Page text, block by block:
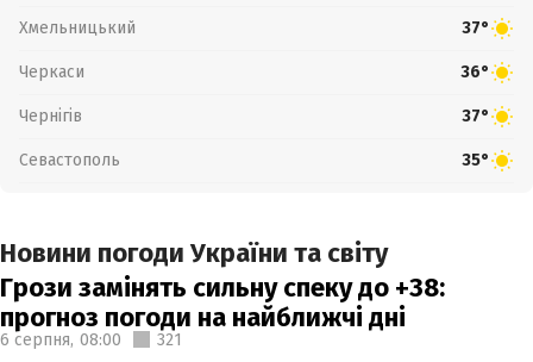
Хмельницький 37°
Черкаси 36°
Чернігів 37°
Севастополь 35°
Новини погоди України та світу
Грози замінять сильну спеку до +38:
прогноз погоди на найближчі дні
6 серпня, 08:00 321